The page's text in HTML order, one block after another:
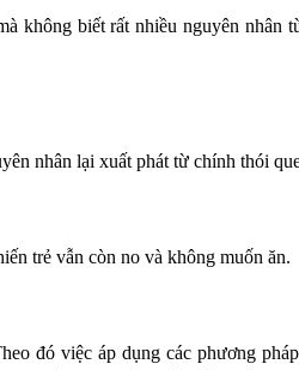
không biết rất nhiều nguyên
nhân lại xuất phát từ chính thói
trẻ vẫn còn no và không muốn ăn.
đó việc áp dụng các phương